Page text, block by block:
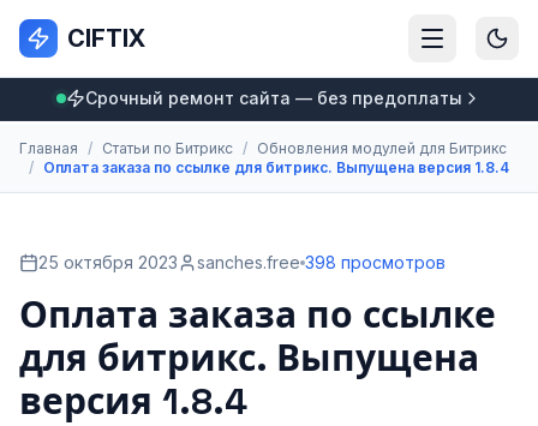
CIFTIX
Срочный ремонт сайта — без предоплаты
Главная / Статьи по Битрикс / Обновления модулей для Битрикс
/ Оплата заказа по ссылке для битрикс. Выпущена версия 1.8.4
25 октября 2023 sanches.free 398 просмотров
Оплата заказа по ссылке
для битрикс. Выпущена
версия 1.8.4